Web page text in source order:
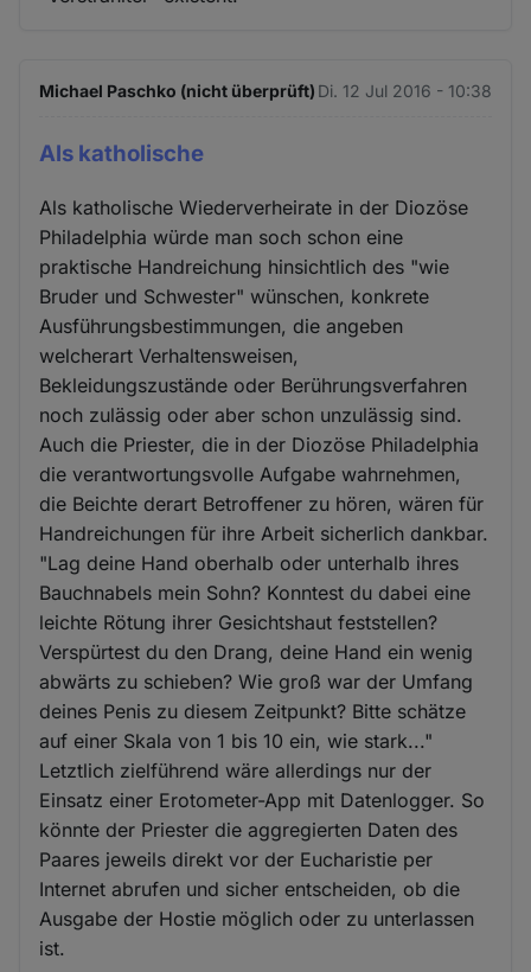
Michael Paschko (nicht überprüft) Di. 12 Jul 2016 - 10:38
Als katholische
Als katholische Wiederverheirate in der Diozöse
Philadelphia würde man soch schon eine
praktische Handreichung hinsichtlich des "wie
Bruder und Schwester" wünschen, konkrete
Ausführungsbestimmungen, die angeben
welcherart Verhaltensweisen,
Bekleidungszustände oder Berührungsverfahren
noch zulässig oder aber schon unzulässig sind.
Auch die Priester, die in der Diozöse Philadelphia
die verantwortungsvolle Aufgabe wahrnehmen,
die Beichte derart Betroffener zu hören, wären für
Handreichungen für ihre Arbeit sicherlich dankbar.
"Lag deine Hand oberhalb oder unterhalb ihres
Bauchnabels mein Sohn? Konntest du dabei eine
leichte Rötung ihrer Gesichtshaut feststellen?
Verspürtest du den Drang, deine Hand ein wenig
abwärts zu schieben? Wie groß war der Umfang
deines Penis zu diesem Zeitpunkt? Bitte schätze
auf einer Skala von 1 bis 10 ein, wie stark..."
Letztlich zielführend wäre allerdings nur der
Einsatz einer Erotometer-App mit Datenlogger. So
könnte der Priester die aggregierten Daten des
Paares jeweils direkt vor der Eucharistie per
Internet abrufen und sicher entscheiden, ob die
Ausgabe der Hostie möglich oder zu unterlassen
ist.